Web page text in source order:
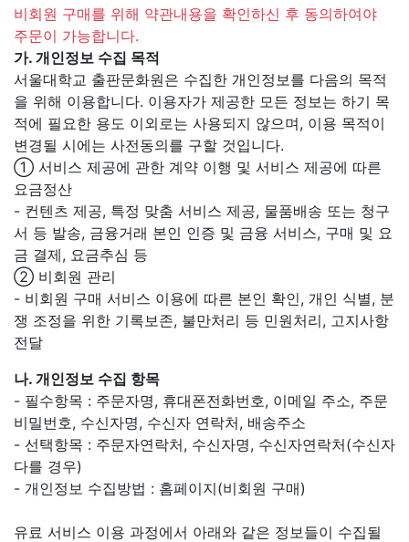
비회원 구매를 위해 약관내용을 확인하신 후 동의하여야
주문이 가능합니다.
가. 개인정보 수집 목적
서울대학교 출판문화원은 수집한 개인정보를 다음의 목적
을 위해 이용합니다. 이용자가 제공한 모든 정보는 하기 목
적에 필요한 용도 이외로는 사용되지 않으며, 이용 목적이
변경될 시에는 사전동의를 구할 것입니다.
① 서비스 제공에 관한 계약 이행 및 서비스 제공에 따른
요금정산
- 컨텐츠 제공, 특정 맞춤 서비스 제공, 물품배송 또는 청구
서 등 발송, 금융거래 본인 인증 및 금융 서비스, 구매 및 요
금 결제, 요금추심 등
② 비회원 관리
- 비회원 구매 서비스 이용에 따른 본인 확인, 개인 식별, 분
쟁 조정을 위한 기록보존, 불만처리 등 민원처리, 고지사항
전달
나. 개인정보 수집 항목
- 필수항목 : 주문자명, 휴대폰전화번호, 이메일 주소, 주문
비밀번호, 수신자명, 수신자 연락처, 배송주소
- 선택항목 : 주문자연락처, 수신자명, 수신자연락처(수신자
다를 경우)
- 개인정보 수집방법 : 홈페이지(비회원 구매)
유료 서비스 이용 과정에서 아래와 같은 정보들이 수집될